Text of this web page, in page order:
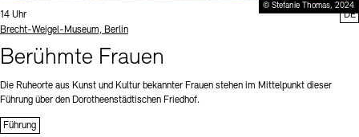
© Stefanie Thomas, 2024
Uhrzeit:
14 Uhr
Standort
Brecht-Weigel-Museum, Berlin
Berühmte Frauen
Die Ruheorte aus Kunst und Kultur bekannter Frauen stehen im Mittelpunkt dieser
Führung über den Dorotheenstädtischen Friedhof.
Führung
DE